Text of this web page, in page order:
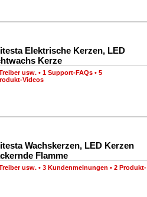
Elektrische Kerzen, LED
Kerze
usw. • 1 Support-FAQs • 5
Videos
Wachskerzen, LED Kerzen
Flamme
usw. • 3 Kundenmeinungen • 2 Produkt-